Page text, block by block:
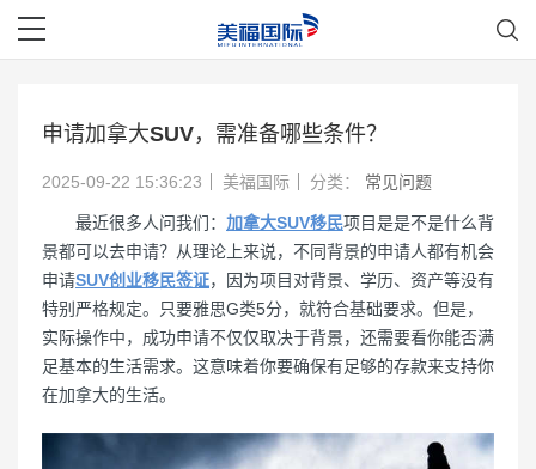
申请加拿大SUV，需准备哪些条件？
2025-09-22 15:36:23 美福国际 分类： 常见问题
最近很多人问我们： 加拿大SUV移民项目是是不是什么背
景都可以去申请？从理论上来说，不同背景的申请人都有机会
申请SUV创业移民签证，因为项目对背景、学历、资产等没有
特别严格规定。只要雅思G类5分，就符合基础要求。但是，
实际操作中，成功申请不仅仅取决于背景，还需要看你能否满
足基本的生活需求。这意味着你要确保有足够的存款来支持你
在加拿大的生活。